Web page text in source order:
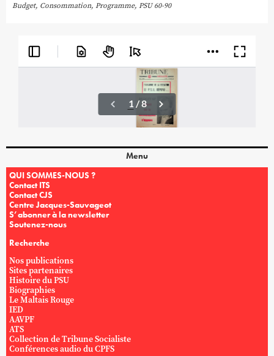
Budget, Consommation, Programme, PSU 60-90
Menu
QUI SOMMES-NOUS ?
Contact ITS
Contact CJS
Centre Jacques-Sauvageot
S’abonner à la newsletter
Soutenez-nous
Recherche
Nos publications
Sites partenaires
Histoire du PSU
Biographies
Le Maltais Rouge
IED
AAVPF
ATS
Collection de Tribune Socialiste
Conférences audio du CPFS